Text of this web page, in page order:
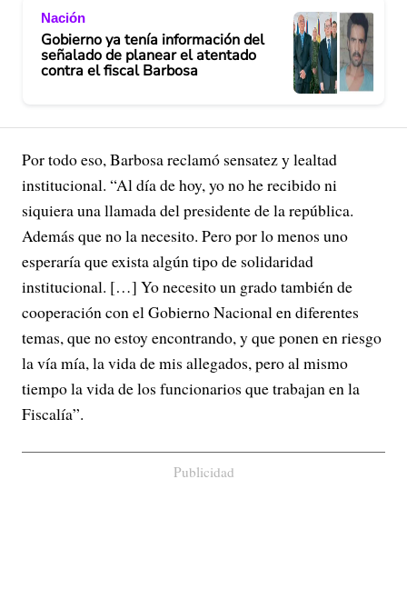
Nación
Gobierno ya tenía información del
señalado de planear el atentado
contra el fiscal Barbosa
Por todo eso, Barbosa reclamó sensatez y lealtad
institucional. “Al día de hoy, yo no he recibido ni
siquiera una llamada del presidente de la república.
Además que no la necesito. Pero por lo menos uno
esperaría que exista algún tipo de solidaridad
institucional. […] Yo necesito un grado también de
cooperación con el Gobierno Nacional en diferentes
temas, que no estoy encontrando, y que ponen en riesgo
la vía mía, la vida de mis allegados, pero al mismo
tiempo la vida de los funcionarios que trabajan en la
Fiscalía”.
Publicidad